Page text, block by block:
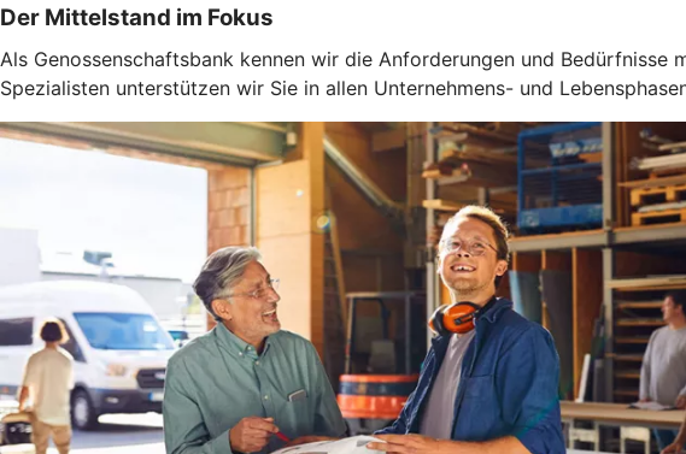
Der Mittelstand im Fokus
Als Genossenschaftsbank kennen wir die Anforderungen und
Spezialisten unterstützen wir Sie in allen Unternehmens- und